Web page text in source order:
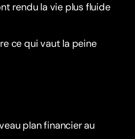
rendu la vie plus fluide
ce qui vaut la peine
plan financier au